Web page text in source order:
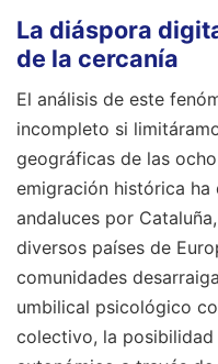
La diáspora
de la cercanía
El análisis de este
incompleto si
geográficas de las
emigración histórica ha
andaluces por
diversos países de
comunidades
umbilical psicológico
colectivo, la